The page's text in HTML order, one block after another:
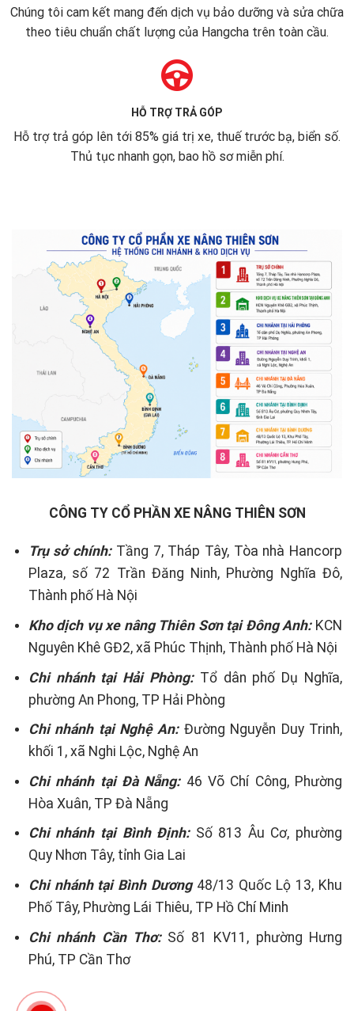
Chúng tôi cam kết mang đến dịch vụ bảo dưỡng và sửa chữa
theo tiêu chuẩn chất lượng của Hangcha trên toàn cầu.
HỖ TRỢ TRẢ GÓP
Hỗ trợ trả góp lên tới 85% giá trị xe, thuế trước bạ, biển số.
Thủ tục nhanh gọn, bao hồ sơ miễn phí.
CÔNG TY CỔ PHẦN XE NÂNG THIÊN SƠN
Trụ sở chính:Tầng 7, Tháp Tây, Tòa nhà Hancorp
Plaza, số 72 Trần Đăng Ninh, Phường Nghĩa Đô,
Thành phố Hà Nội
Kho dịch vụ xe nâng Thiên Sơn tại Đông Anh: KCN
Nguyên Khê GĐ2, xã Phúc Thịnh, Thành phố Hà Nội
Chi nhánh tại Hải Phòng: Tổ dân phố Dụ Nghĩa,
phường An Phong, TP Hải Phòng
Chi nhánh tại Nghệ An: Đường Nguyễn Duy Trinh,
khối 1, xã Nghi Lộc, Nghệ An
Chi nhánh tại Đà Nẵng:46 Võ Chí Công, Phường
Hòa Xuân, TP Đà Nẵng
Chi nhánh tại Bình Định:Số 813 Âu Cơ, phường
Quy Nhơn Tây, tỉnh Gia Lai
Chi nhánh tại Bình Dương 48/13 Quốc Lộ 13, Khu
Phố Tây, Phường Lái Thiêu, TP Hồ Chí Minh
Chi nhánh Cần Thơ:Số 81 KV11, phường Hưng
Phú, TP Cần Thơ